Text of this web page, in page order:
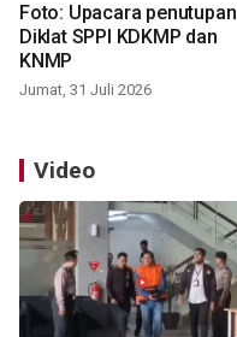
Foto: Upacara penutupan
Diklat SPPI KDKMP dan
KNMP
Jumat, 31 Juli 2026
Video